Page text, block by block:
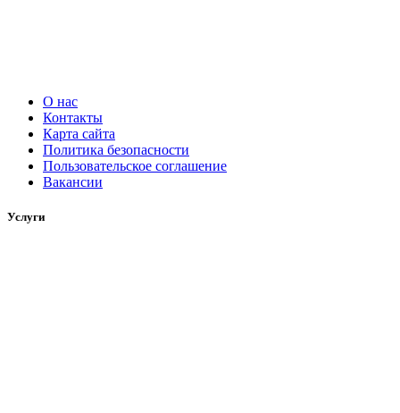
О нас
Контакты
Карта сайта
Политика безопасности
Пользовательское соглашение
Вакансии
Услуги